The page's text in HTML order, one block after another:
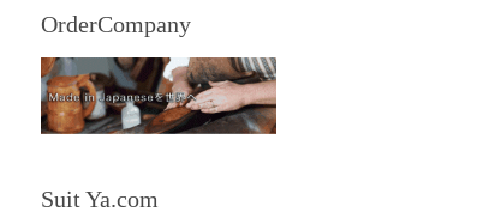
OrderCompany
Suit Ya.com